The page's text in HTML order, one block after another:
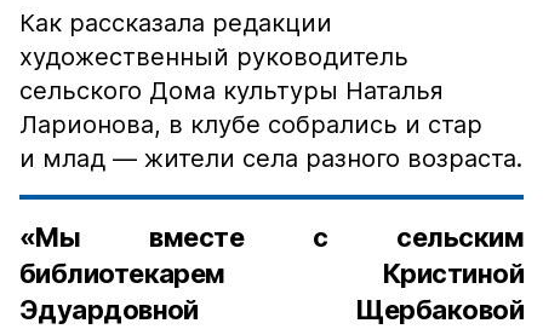
Как рассказала редакции
художественный руководитель
сельского Дома культуры Наталья
Ларионова, в клубе собрались и стар
и млад — жители села разного возраста.
«Мы вместе с сельским
библиотекарем Кристиной
Эдуардовной Щербаковой